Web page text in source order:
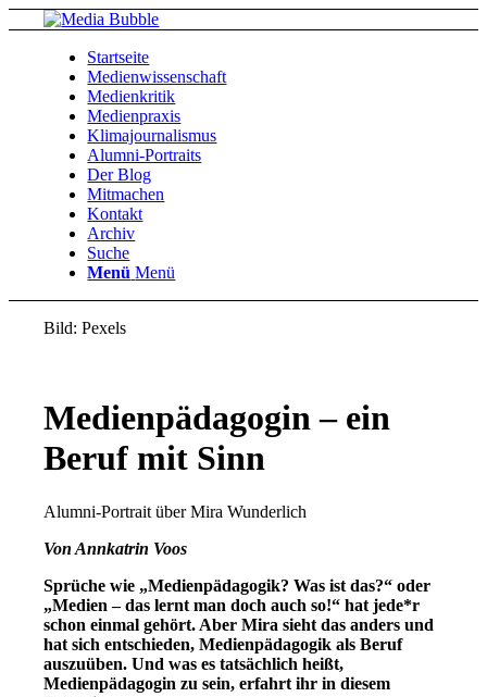
Startseite
Medienwissenschaft
Medienkritik
Medienpraxis
Klimajournalismus
Alumni-Portraits
Der Blog
Mitmachen
Kontakt
Archiv
Suche
Menü Menü
Bild: Pexels
Medienpädagogin – ein
Beruf mit Sinn
Alumni-Portrait über Mira Wunderlich
Von Annkatrin Voos
Sprüche wie „Medienpädagogik? Was ist das?“ oder
„Medien – das lernt man doch auch so!“ hat jede*r
schon einmal gehört. Aber Mira sieht das anders und
hat sich entschieden, Medienpädagogik als Beruf
auszuüben. Und was es tatsächlich heißt,
Medienpädagogin zu sein, erfahrt ihr in diesem